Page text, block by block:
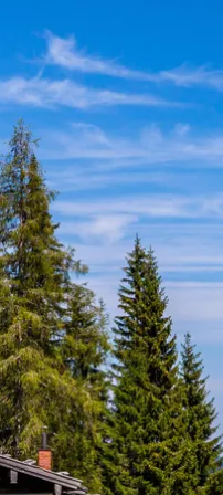
Aktivitäten im Chiemgau
Wandern & Gipfelglück
Radfahren &
Mountainbiken
Chiemsee &
Aktivitäten für die Familie
Winter
Golfen
Leben &
&
Orte